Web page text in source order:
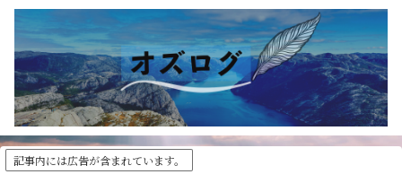
記事内には広告が含まれています。